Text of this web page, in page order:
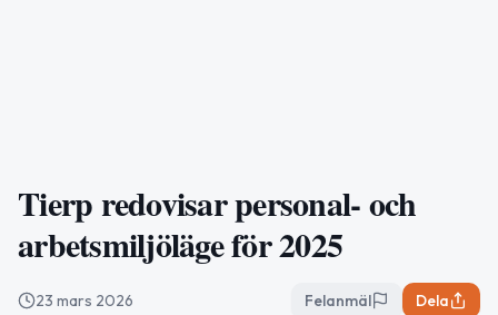
Tierp redovisar personal- och
arbetsmiljöläge för 2025
23 mars 2026 Felanmäl Dela